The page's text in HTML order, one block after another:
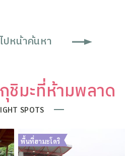
ปหน้าค้นหา
ชิมะที่ห้ามพลาด
SPOTS
พื้นที่ฮามะโดริ